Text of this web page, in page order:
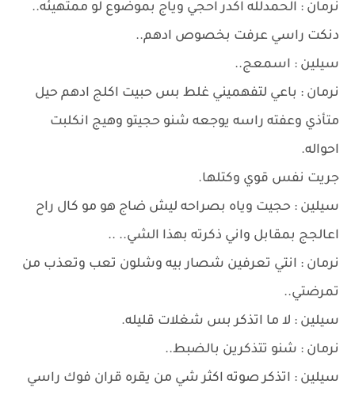
نرمان : الحمدلله اكدر احجي وياج بموضوع لو ممتهيئه..
دنكت راسي عرفت بخصوص ادهم..
سيلين : اسمعج..
نرمان : باعي لتفهميني غلط بس حبيت اكلج ادهم حيل
متأذي وعفته راسه يوجعه شنو حجيتو وهيج انكلبت
احواله.
جريت نفس قوي وكتلها.
سيلين : حجيت وياه بصراحه ليش ضاج هو مو كال راح
اعالجج بمقابل واني ذكرته بهذا الشي.. ..
نرمان : انتي تعرفين شصار بيه وشلون تعب وتعذب من
تمرضتي..
سيلين : لا ما اتذكر بس شغلات قليله.
نرمان : شنو تتذكرين بالضبط..
سيلين : اتذكر صوته اكثر شي من يقره قران فوك راسي